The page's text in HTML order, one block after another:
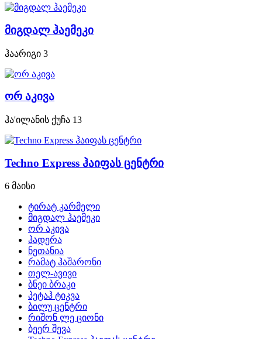
მიგდალ ჰაემეკი
ჰაარიგი 3
ორ აკივა
ჰა'ილანის ქუჩა 13
Techno Express ჰაიფას ცენტრი
6 მაისი
ტირატ კარმელი
მიგდალ ჰაემეკი
ორ აკივა
ჰადერა
ნეთანია
რამატ ჰაშარონი
თელ-ავივი
ბნეი ბრაკი
პეტაჰ ტიკვა
ბილუ ცენტრი
რიშონ ლე ციონი
ბეერ შევა